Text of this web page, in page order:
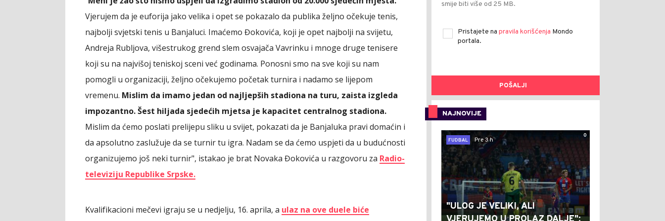
Vjerujem da je euforija jako velika i opet se pokazalo da publika željno očekuje tenis,
najbolji svjetski tenis u Banjaluci. Imaćemo Đokovića, koji je opet najbolji na svijetu,
Andreja Rubljova, višestrukog grend slem osvajača Vavrinku i mnoge druge tenisere
koji su na najvišoj teniskoj sceni već godinama. Ponosni smo na sve koji su nam
pomogli u organizaciji, željno očekujemo početak turnira i nadamo se lijepom
vremenu. Mislim da imamo jedan od najljepših stadiona na turu, zaista izgleda
impozantno. Šest hiljada sjedećih mjetsa je kapacitet centralnog stadiona.
Mislim da ćemo poslati prelijepu sliku u svijet, pokazati da je Banjaluka pravi domaćin i
da apsolutno zaslužuje da se turnir tu igra. Nadam se da ćemo uspjeti da u budućnosti
organizujemo još neki turnir", istakao je brat Novaka Đokovića u razgovoru za Radio-
televiziju Republike Srpske.
Kvalifikacioni mečevi igraju se u nedjelju, 16. aprila, a ulaz na ove duele biće
smije biti više od 25 MB.
Pristajete na pravila korišćenja Mondo
portala.
POŠALJI
NAJNOVIJE
0
FUDBAL
Pre 3 h
"ULOG JE VELIKI, ALI